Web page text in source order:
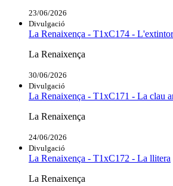
23/06/2026
Divulgació
La Renaixença - T1xC174 - L'extintor
La Renaixença
30/06/2026
Divulgació
La Renaixença - T1xC171 - La clau
La Renaixença
24/06/2026
Divulgació
La Renaixença - T1xC172 - La llitera
La Renaixença